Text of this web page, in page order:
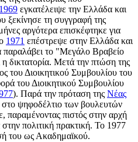
1969 εγκατέλειψε την Ελλάδα και
ξεκίνησε τη συγγραφή της
αργότερα επισκέφτηκε για
1971 επέστρεψε στην Ελλάδα και
παραλάβει το "Μεγάλο Βραβείο
η δικτατορία. Μετά την πτώση της
του Διοικητικού Συμβουλίου του
του Διοικητικού Συμβουλίου
). Παρά την πρόταση της Νέας
στο ψηφοδέλτιο των βουλευτών
παραμένοντας πιστός στην αρχή
πολιτική πρακτική. Το 1977
του ως Ακαδημαϊκού.